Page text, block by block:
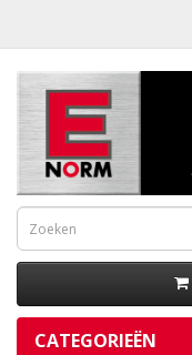
CATEGORIEËN